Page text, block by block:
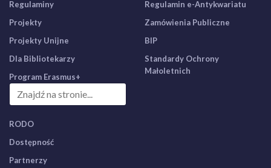
Regulaminy
Projekty
Projekty Unijne
Dla Bibliotekarzy
Program Erasmus+
Regulamin e-Antykwariatu
Zamówienia Publiczne
BIP
Standardy Ochrony
Małoletnich
RODO
Dostępność
Partnerzy